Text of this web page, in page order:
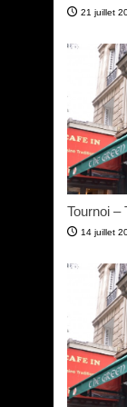
21 juillet
Tournoi –
14 juillet